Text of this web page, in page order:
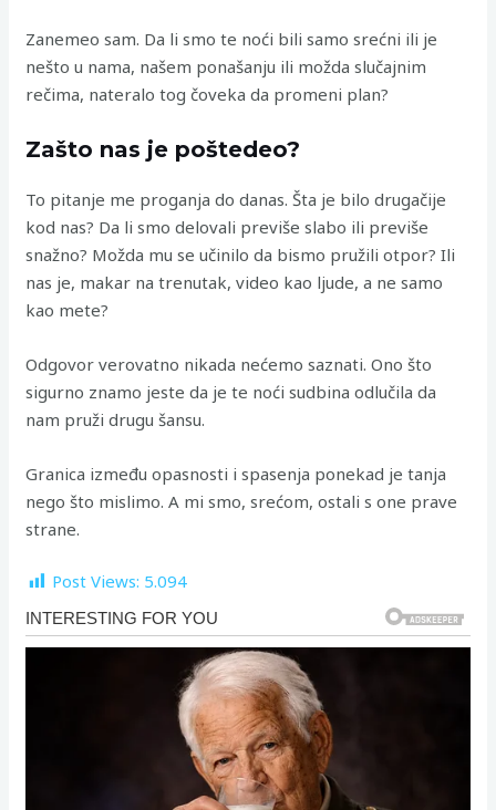
Zanemeo sam. Da li smo te noći bili samo srećni ili je
nešto u nama, našem ponašanju ili možda slučajnim
rečima, nateralo tog čoveka da promeni plan?
Zašto nas je poštedeo?
To pitanje me proganja do danas. Šta je bilo drugačije
kod nas? Da li smo delovali previše slabo ili previše
snažno? Možda mu se učinilo da bismo pružili otpor? Ili
nas je, makar na trenutak, video kao ljude, a ne samo
kao mete?
Odgovor verovatno nikada nećemo saznati. Ono što
sigurno znamo jeste da je te noći sudbina odlučila da
nam pruži drugu šansu.
Granica između opasnosti i spasenja ponekad je tanja
nego što mislimo. A mi smo, srećom, ostali s one prave
strane.
Post Views: 5.094